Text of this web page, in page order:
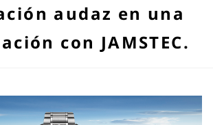
audaz en una
con JAMSTEC.